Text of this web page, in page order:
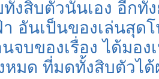
งสิบตัวนั่นเอง อีกทั้
อันเป็นของเล่นสุด
จบของเรื่อง ได้มอง
หมด ที่มดทั้งสิบตัวไ